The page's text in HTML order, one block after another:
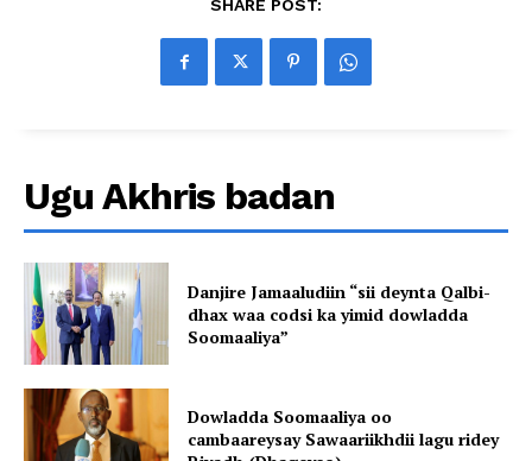
SHARE POST:
Ugu Akhris badan
Danjire Jamaaludiin “sii deynta Qalbi-
dhax waa codsi ka yimid dowladda
Soomaaliya”
Dowladda Soomaaliya oo
cambaareysay Sawaariikhdii lagu ridey